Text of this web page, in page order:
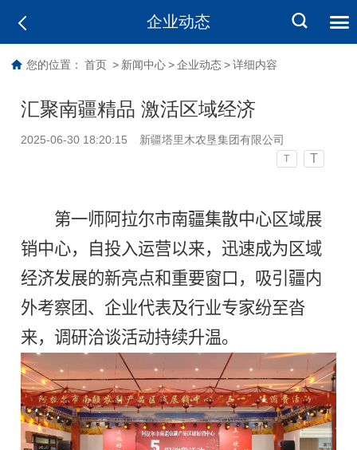
企业动态
您的位置： 首页 > 新闻中心 > 企业动态 > 详细内容
汇聚南疆精品 激活区域经济
2025-06-30 18:20:15 新疆塔里木农垦集团有限公司
T T
第一师阿拉尔市南疆集散中心区域展
销中心，自投入运营以来，迅速成为区域
经济发展的新亮点和重要窗口，吸引疆内
外考察团、企业代表及行业专家纷至沓
来，调研洽谈活动持续升温。